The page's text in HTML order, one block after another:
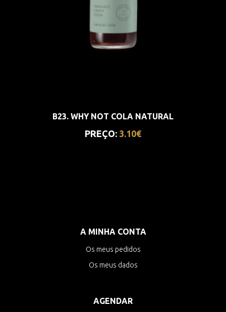
B23. WHY NOT COLA NATURAL
PREÇO: 3.10€
A MINHA CONTA
Os meus pedidos
Os meus dados
AGENDAR